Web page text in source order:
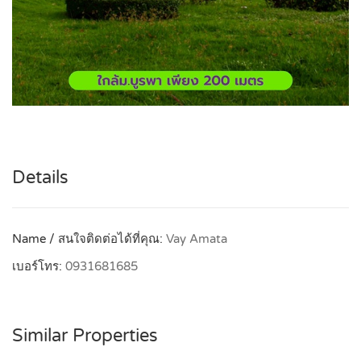
Details
Name / สนใจติดต่อได้ที่คุณ: Vay Amata
เบอร์โทร: 0931681685
Similar Properties